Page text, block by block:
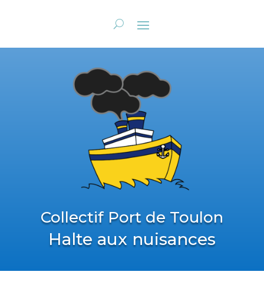
Collectif Port de Toulon
Halte aux nuisances